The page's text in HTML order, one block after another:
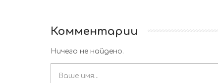
Комментарии
Ничего не найдено.